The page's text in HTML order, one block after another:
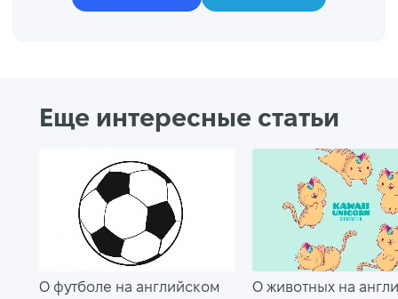
Еще интересные статьи
О футболе на английском О животных на